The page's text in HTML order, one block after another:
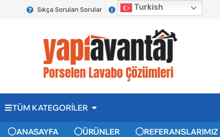
Sıkça Sorulan Sorular Hakkımızda İletişim
TÜM KATEGORİLER
ANASAYFA ÜRÜNLER REFERANSLARIMIZ
Turkish